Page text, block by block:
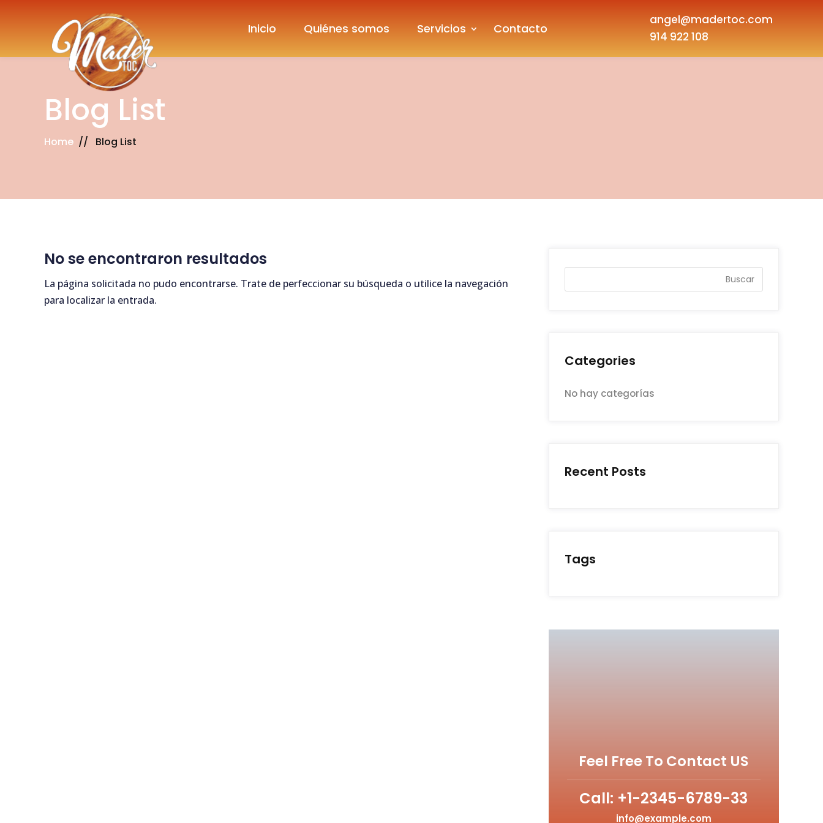
Inicio Quiénes somos Servicios Contacto
angel@madertoc.com
914 922 108
Blog List
Home // Blog List
No se encontraron resultados
La página solicitada no pudo encontrarse. Trate de perfeccionar su búsqueda o utilice la navegación
para localizar la entrada.
Buscar
Categories
No hay categorías
Recent Posts
Tags
Feel Free To Contact US
Call: +1-2345-6789-33
info@example.com